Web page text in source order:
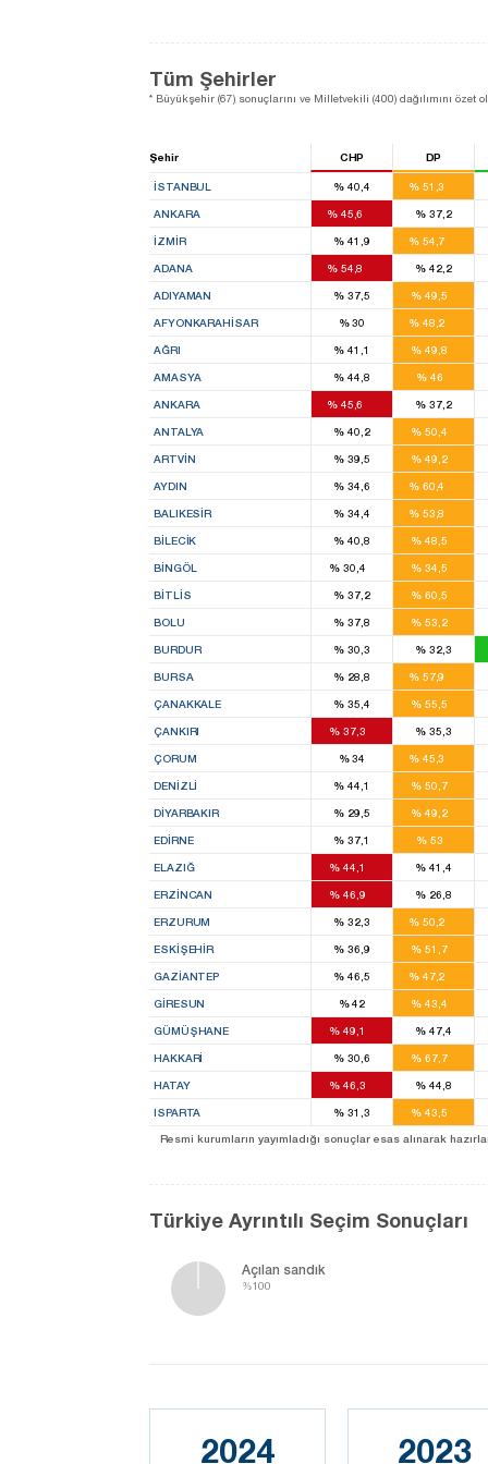
Tüm Şehirler
* Büyükşehir (67) sonuçlarını ve Milletvekili (400) dağılımını özet
Şehir CHP DP
İSTANBUL % 40,4 %51,3
39
ANKARA %45,6 % 37,2
İZMIR % 41,9 %54,7
ADANA %54,8 % 42,2
ADIYAMAN % 37,5 % 49,5
AFYONKARAHISAR %30 %48,2
AĞRI % 41,1 % 49,8
AMASYA % 44,8 %46
ANKARA %45,6 % 37,2
ANTALYA % 40,2 % 50,4
ARTVIN % 39,5 % 49,2
AYDIN % 34,6 %60,4
BALIKESIR % 34,4 %53,8
BILECIK % 40,8 % 48,5
BINGÖL % 30,4 % 34,5
BITLIS % 37,2 % 60,5
BOLU % 37,8 % 53,2
BURDUR % 30,3 % 32,3
BURSA % 28,8 %57,9
ÇANAKKALE % 35,4 % 55,5
ÇANKIRI % 37,3 % 35,3
ÇORUM %34 %45,3
DENIZLI % 44,1 % 50,7
DIYARBAKIR % 29,5 % 49,2
EDIRNE % 37,1 %53
ELAZIĞ % 44,1 % 41,4
ERZINCAN % 46,9 % 26,8
ERZURUM % 32,3 %50,2
ESKIŞEHIR % 36,9 % 51,7
GAZIANTEP % 46,5 %47,2
GIRESUN %42 % 43,4
GÜMÜŞHANE % 49,1 % 47,4
HAKKARI % 30,6 % 67,7
HATAY % 46,3 % 44,8
ISPARTA % 31,3 % 43,5
Resmi kurumların yayımladığı sonuçlar esas alınarak
Türkiye Ayrıntılı Seçim Sonuçları
Açılan sandık
%100
2024 2023